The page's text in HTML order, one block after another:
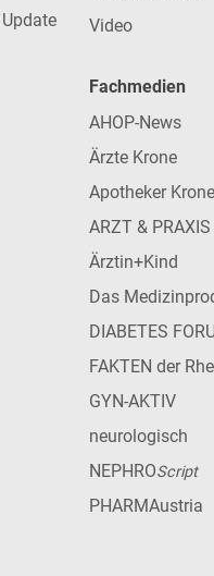
Video
Fachmedien
AHOP-News
Ärzte Krone
Apotheker Krone
ARZT & PRAXIS
Ärztin+Kind
Das
DIABETES
FAKTEN der
GYN-AKTIV
neurologisch
NEPHROScript
PHARMAustria